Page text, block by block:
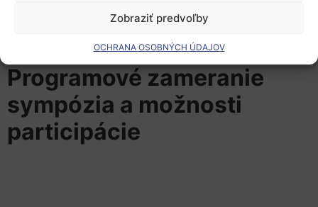
Zobraziť predvoľby
OCHRANA OSOBNÝCH ÚDAJOV
Digitálni nadšenci, vývojári a hlavní architekti.
Dátoví vedci a výskumníci.
Programové zameranie
sympózia a možnosti
participácie